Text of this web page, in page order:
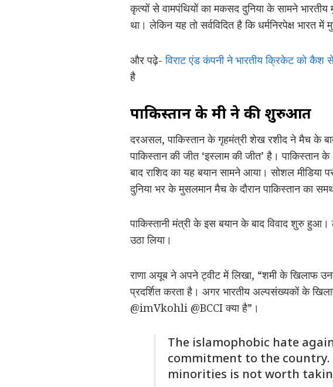
कृत्यों से वामपंथियों का मकसद दुनिया के सामने भारतीय
था। लेकिन यह तो सर्वविदित है कि धर्मनिरपेक्ष भारत में
और पढ़े-विराट एंड कंपनी ने भारतीय क्रिकेट को कैश से
है
पाकिस्तान के मंत्री ने की शुरुआत
दरअसल, पाकिस्तान के गृहमंत्री शेख रशीद ने मैच के
पाकिस्तान की जीत ‘इस्लाम की जीत’ है।
बाद राशिद का यह बयान सामने आया। सोशल मीडिया
दुनिया भर के मुसलमान मैच के दौरान पाकिस्तान का
पाकिस्तानी मंत्री के इस बयान के बाद विवाद शुरु
उठा लिया।
राणा अयूब ने अपने ट्वीट में लिखा, “शमी के खिलाफ
प्रदर्शित करता है। अगर भारतीय अल्पसंख्यकों के
@imVkohli @BCCI क्या है”।
The islamophobic hate
commitment to the
minorities is not worth